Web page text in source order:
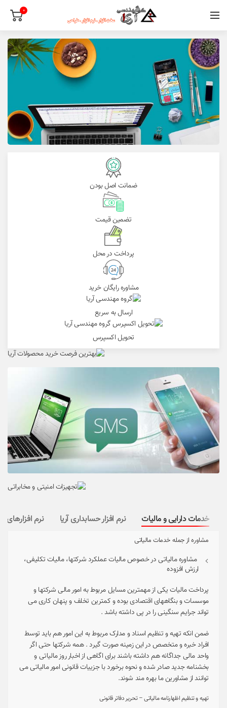
0
ضمانت اصل بودن
تضمین قیمت
پرداخت در محل
مشاوره رایگان خرید
ارسال به سریع
تحویل اکسپرس
خدمات دارایی و مالیات نرم افزار حسابداری آریا نرم افزارهای
مشاوره از جمله خدمات مالیاتی
مشاوره مالیاتی در خصوص مالیات عملکرد شرکتها، مالیات تکلیفی،
ارزش افزوده
پرداخت مالیات یکی از مهمترین مسایل مربوط به امور مالی شرکتها و
موسسات و بنگاههای اقتصادی بوده و کمترین تخلف و پنهان کاری می
تواند جرایم سنگینی را در پی داشته باشد .
ضمن انکه تهیه و تنظیم اسناد و مدارک مربوط به این امور هم باید توسط
افراد خبره و متخصص در این زمینه صورت گیرد . همه شرکتها حتی اگر
واحد مالی جداگانه هم داشته باشند برای اگاهی از اخبار روز مالیاتی و
بخشنامه جدید صادر شده و نحوه برخورد با جزییات قانونی امور مالیاتی می
توانند از مشاورین ما بهره مند شوند.
تهیه و تنظیم اظهارنامه مالیاتی – تحریر دفاتر قانونی